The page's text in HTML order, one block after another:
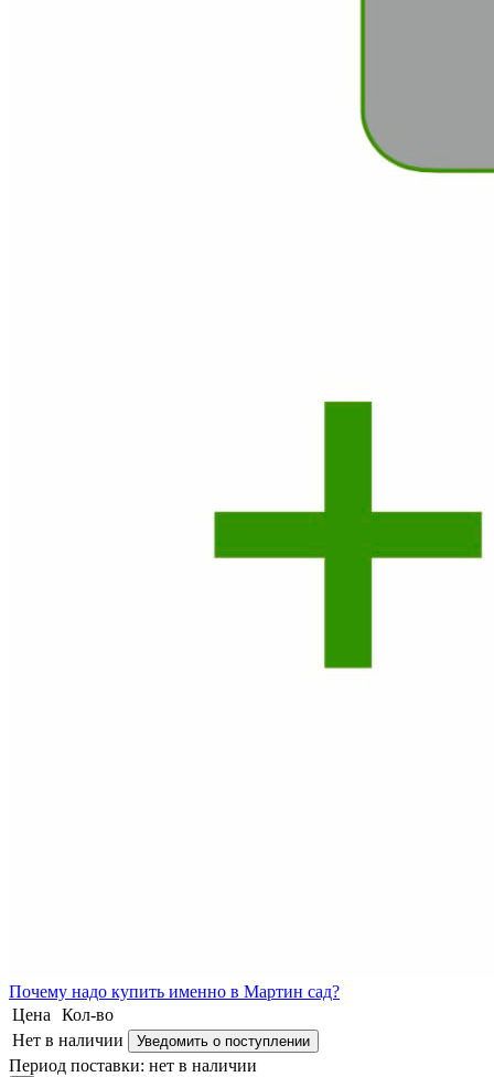
Почему надо купить именно в Мартин сад?
Цена
Кол-во
Нет в наличии
Уведомить о поступлении
Период поставки: нет в наличии